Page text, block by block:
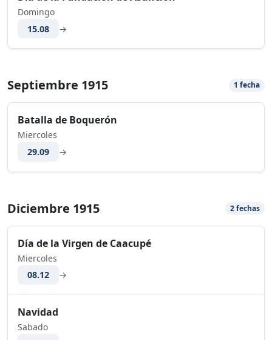
Domingo
15.08
→
Septiembre 1915 1 fecha
Batalla de Boquerón
Miercoles
29.09
→
Diciembre 1915 2 fechas
Día de la Virgen de Caacupé
Miercoles
08.12
→
Navidad
Sabado